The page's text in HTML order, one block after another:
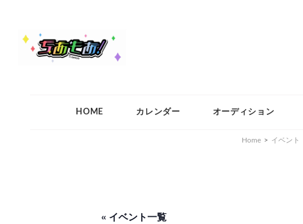
ちあもあ
ちあもあ
HOME カレンダー オーディション
Home > イベント
« イベント一覧